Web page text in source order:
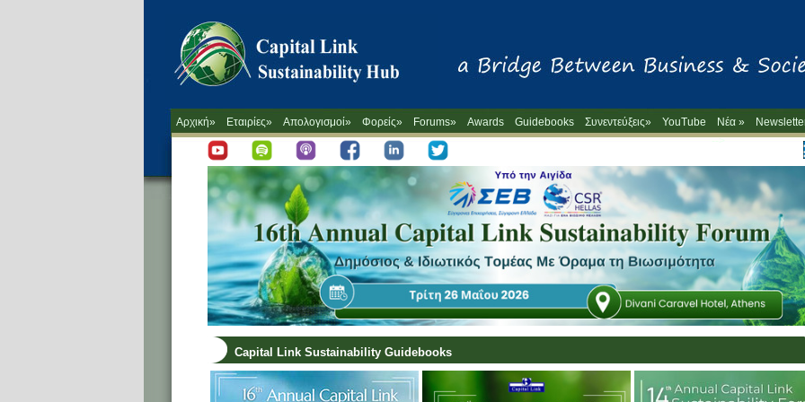
Αρχική» Εταιρίες» Απολογισμοί» Φορείς» Forums» Awards Guidebooks Συνεντεύξεις» YouTube
Νέα »
-->
Capital Link Sustainability Guidebooks